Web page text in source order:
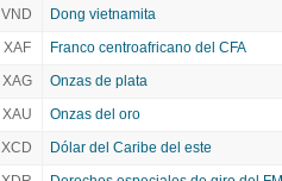
VND
Dong vietnamita
XAF
Franco centroafricano del CFA
XAG
Onzas de plata
XAU
Onzas del oro
XCD
Dólar del Caribe del este